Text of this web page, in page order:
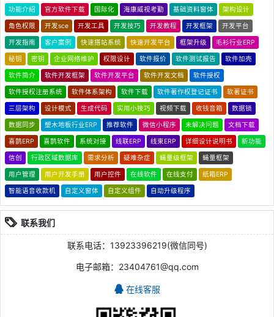
功能介绍 官方软件下载 国际化 海康威视考勤 基础资料窗体 架构设计
角色权限 开发sce 开发工具 开发技巧 开发教程 开发框架 开发平台
开发指南 客户案例 快速搭站系统 快速开发平台 框架升级 毛衫行业ERP
秘钥 密钥 企业网络维护 权限设计 软件报价 软件测试报告 软件加壳
软件简介 软件开发框架 软件开发平台 软件开发文档 软件授权
软件授权注册系统 软件体系架构 软件下载 软件著作权登记证书 软著证书
三层架构 设计模式 生成代码 实用小技巧 视频下载 收钱音箱 数据锁
数据同步 塑木地板行业ERP 推荐软件 微信小程序 未解决问题 文档下载
喜鹊ERP 喜鹊软件 系统对接 线联ERP 线束ERP 详细设计说明书 新功能
信创 行政区域数据库 需求分析 疑难杂症 蝇量级框架 蝇量框架
用户管理 用户开发手册 用户控件 在线软件 在线支付 纸箱ERP
智能语音收款机 自定义窗体 自定义组件 自动升级程序
联系我们
联系电话：13923396219(微信同号)
电子邮箱：23404761@qq.com
在线客服